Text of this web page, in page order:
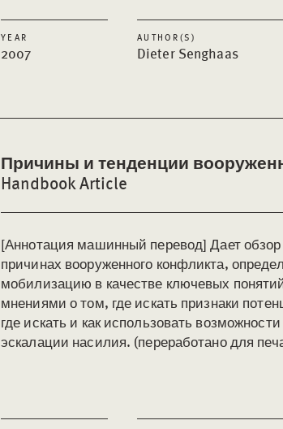
YEAR
2007
AUTHOR(S)
Dieter Senghaas
Причины и тенденции
Handbook Article
[Аннотация машинный перевод] Дает обзор
причинах вооруженного конфликта,
мобилизацию в качестве ключевых
мнениями о том, где искать признаки
где искать и как использовать
эскалации насилия. (переработано для